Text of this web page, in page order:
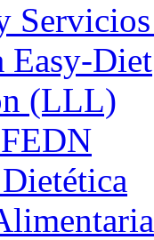
Easy-Diet
(LLL)